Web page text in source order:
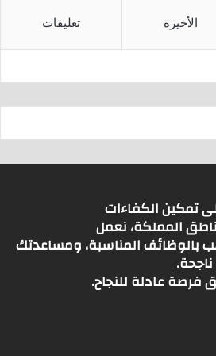
الأخيرة تعليقات
تمكين الكفاءات
المملكة، نعمل
بالوظائف المناسبة، ومساعدتك
فرصة عادلة للنجاح.